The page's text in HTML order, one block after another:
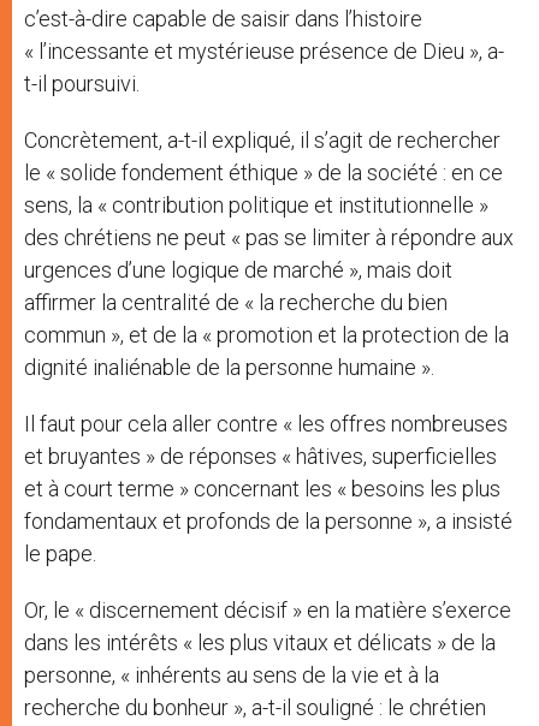
c’est-à-dire capable de saisir dans l’histoire
« l’incessante et mystérieuse présence de Dieu », a-
t-il poursuivi.
Concrètement, a-t-il expliqué, il s’agit de rechercher
le « solide fondement éthique » de la société : en ce
sens, la « contribution politique et institutionnelle »
des chrétiens ne peut « pas se limiter à répondre aux
urgences d’une logique de marché », mais doit
affirmer la centralité de « la recherche du bien
commun », et de la « promotion et la protection de la
dignité inaliénable de la personne humaine ».
Il faut pour cela aller contre « les offres nombreuses
et bruyantes » de réponses « hâtives, superficielles
et à court terme » concernant les « besoins les plus
fondamentaux et profonds de la personne », a insisté
le pape.
Or, le « discernement décisif » en la matière s’exerce
dans les intérêts « les plus vitaux et délicats » de la
personne, « inhérents au sens de la vie et à la
recherche du bonheur », a-t-il souligné : le chrétien